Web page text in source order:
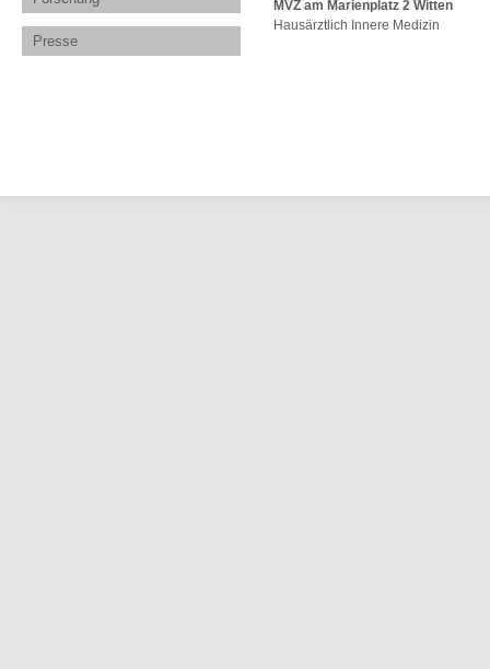
Presse
MVZ am Marienplatz 2 Witten
Hausärztlich Innere Medizin